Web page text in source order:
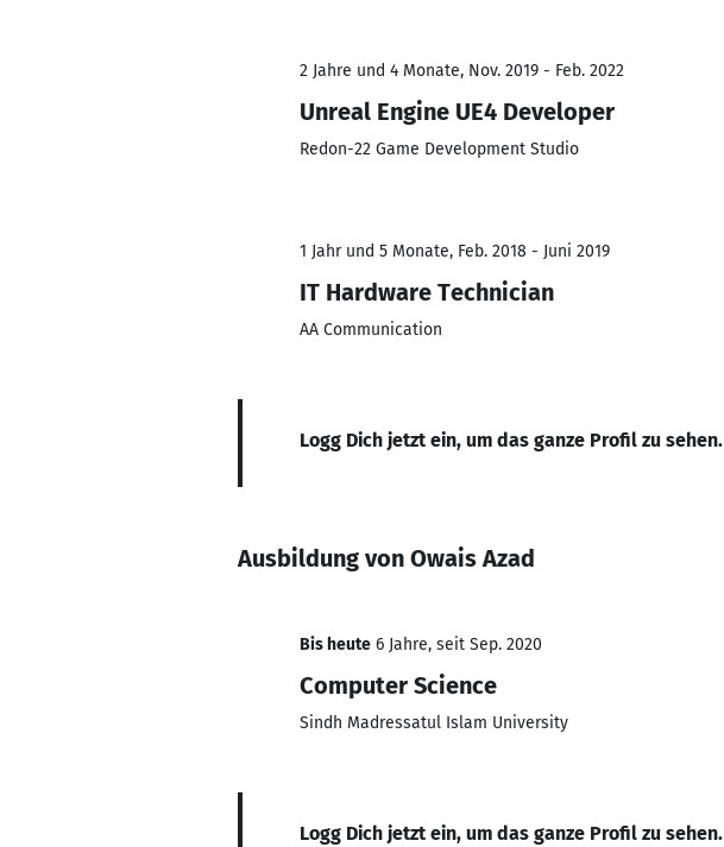
2 Jahre und 4 Monate, Nov. 2019 - Feb. 2022
Unreal Engine UE4 Developer
Redon-22 Game Development Studio
1 Jahr und 5 Monate, Feb. 2018 - Juni 2019
IT Hardware Technician
AA Communication
Logg Dich jetzt ein, um das ganze Profil zu sehen.
Ausbildung von Owais Azad
Bis heute 6 Jahre, seit Sep. 2020
Computer Science
Sindh Madressatul Islam University
Logg Dich jetzt ein, um das ganze Profil zu sehen.